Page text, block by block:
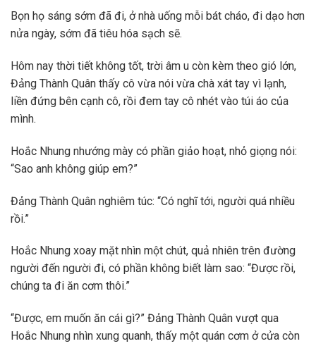
Bọn họ sáng sớm đã đi, ở nhà uống mỗi bát cháo, đi dạo hơn
nửa ngày, sớm đã tiêu hóa sạch sẽ.
Hôm nay thời tiết không tốt, trời âm u còn kèm theo gió lớn,
Đảng Thành Quân thấy cô vừa nói vừa chà xát tay vì lạnh,
liền đứng bên cạnh cô, rồi đem tay cô nhét vào túi áo của
mình.
Hoắc Nhung nhướng mày có phần giảo hoạt, nhỏ giọng nói:
“Sao anh không giúp em?”
Đảng Thành Quân nghiêm túc: “Có nghĩ tới, người quá nhiều
rồi.”
Hoắc Nhung xoay mặt nhìn một chút, quả nhiên trên đường
người đến người đi, có phần không biết làm sao: “Được rồi,
chúng ta đi ăn cơm thôi.”
“Được, em muốn ăn cái gì?” Đảng Thành Quân vượt qua
Hoắc Nhung nhìn xung quanh, thấy một quán cơm ở cửa còn